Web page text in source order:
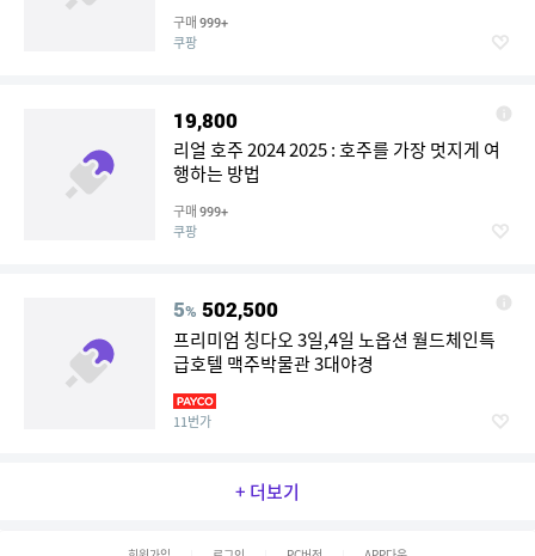
구매 999+
쿠팡
19,800
리얼 호주 2024 2025 : 호주를 가장 멋지게 여
행하는 방법
구매 999+
쿠팡
5% 502,500
프리미엄 칭다오 3일,4일 노옵션 월드체인특
급호텔 맥주박물관 3대야경
11번가
+ 더보기